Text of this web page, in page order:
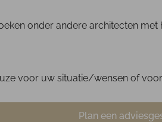
onder andere architecten
voor uw situatie/wensen of
Plan een